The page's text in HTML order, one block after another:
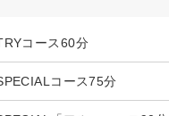
コース60分
コース75分